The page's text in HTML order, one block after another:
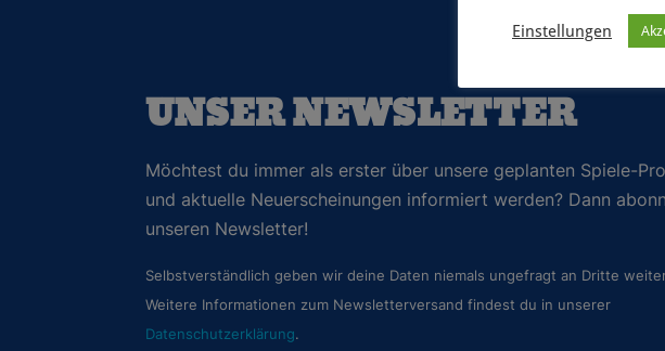
UNSER NEWSLETTER
Möchtest du immer als erster über unsere geplanten Spiele-
und aktuelle Neuerscheinungen informiert werden? Dann
unseren Newsletter!
Selbstverständlich geben wir deine Daten niemals ungefragt an Dritte
Weitere Informationen zum Newsletterversand findest du in unserer
Datenschutzerklärung.
Einstellungen